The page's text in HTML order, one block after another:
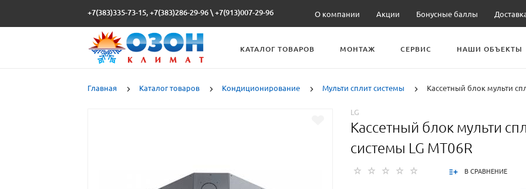
+7(383)335-73-15, +7(383)286-29-96 \+7(913)007-29-96 О компании Акции Бонусные баллы
КАТАЛОГ ТОВАРОВ МОНТАЖ СЕРВИС НАШИ ОБЪЕКТЫ
Главная Каталог товаров Кондиционирование Мульти сплит системы Кассетный блок мульти
LG
Кассетный блок мульти
системы LG MT06R
В СРАВНЕНИЕ